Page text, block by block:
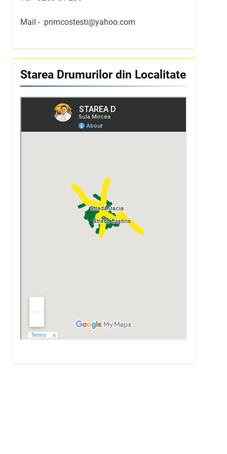
Mail - primcostesti@yahoo.com
Starea Drumurilor din Localitate